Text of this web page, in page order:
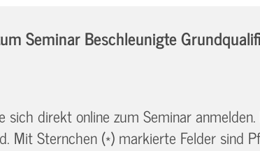
Seminar Beschleunigte
sich direkt online zum Seminar
Mit Sternchen (*) markierte Felder sind